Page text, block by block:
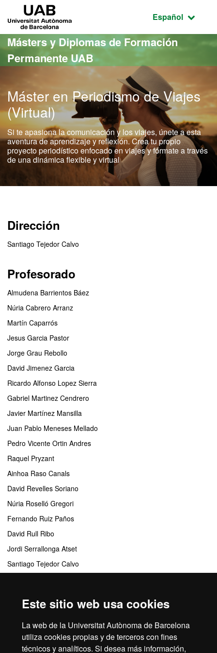
Este sitio web usa cookies
La web de la Universitat Autònoma de Barcelona
utiliza cookies propias y de terceros con fines
técnicos y analíticos. Si desea más información,
Acceso al contenido principal
Acceso a la navegación de la página
Idioma
Español
Másters y Diplomas de Formación
Permanente UAB
Máster en Periodismo de Viajes
(Virtual)
Si te apasiona la comunicación y los viajes, únete a esta
aventura de aprendizaje y reflexión. Crea tu propio
proyecto periodístico enfocado en viajes y fórmate a través
de una dinámica flexible y virtual
Dirección
Santiago Tejedor Calvo
Profesorado
Almudena Barrientos Báez
Núria Cabrero Arranz
Martín Caparrós
Jesus Garcia Pastor
Jorge Grau Rebollo
David Jimenez Garcia
Ricardo Alfonso Lopez Sierra
Gabriel Martinez Cendrero
Javier Martínez Mansilla
Juan Pablo Meneses Mellado
Pedro Vicente Ortin Andres
Raquel Pryzant
Ainhoa Raso Canals
David Revelles Soriano
Núria Roselló Gregori
Fernando Ruiz Paños
David Rull Ribo
Jordi Serrallonga Atset
Santiago Tejedor Calvo
Centros responsables
Departamento de Periodismo y de Ciencias de la Comunicación